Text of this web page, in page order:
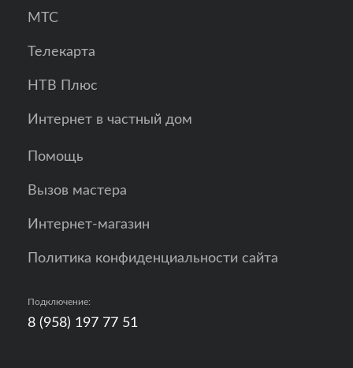
МТС
Телекарта
НТВ Плюс
Интернет в частный дом
Помощь
Вызов мастера
Интернет-магазин
Политика конфиденциальности сайта
Подключение:
8 (958) 197 77 51